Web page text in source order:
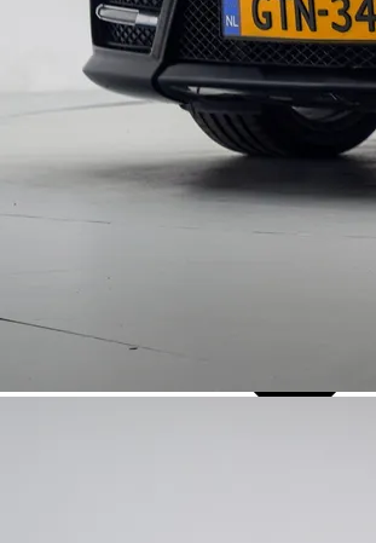
Vestigingen